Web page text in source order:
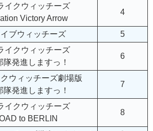
イクウィッチーズ
Victory Arrow
4
ブウィッチーズ 5
イクウィッチーズ
隊発進しますっ！
6
ウィッチーズ劇場版
隊発進しますっ！
7
イクウィッチーズ
to BERLIN
8